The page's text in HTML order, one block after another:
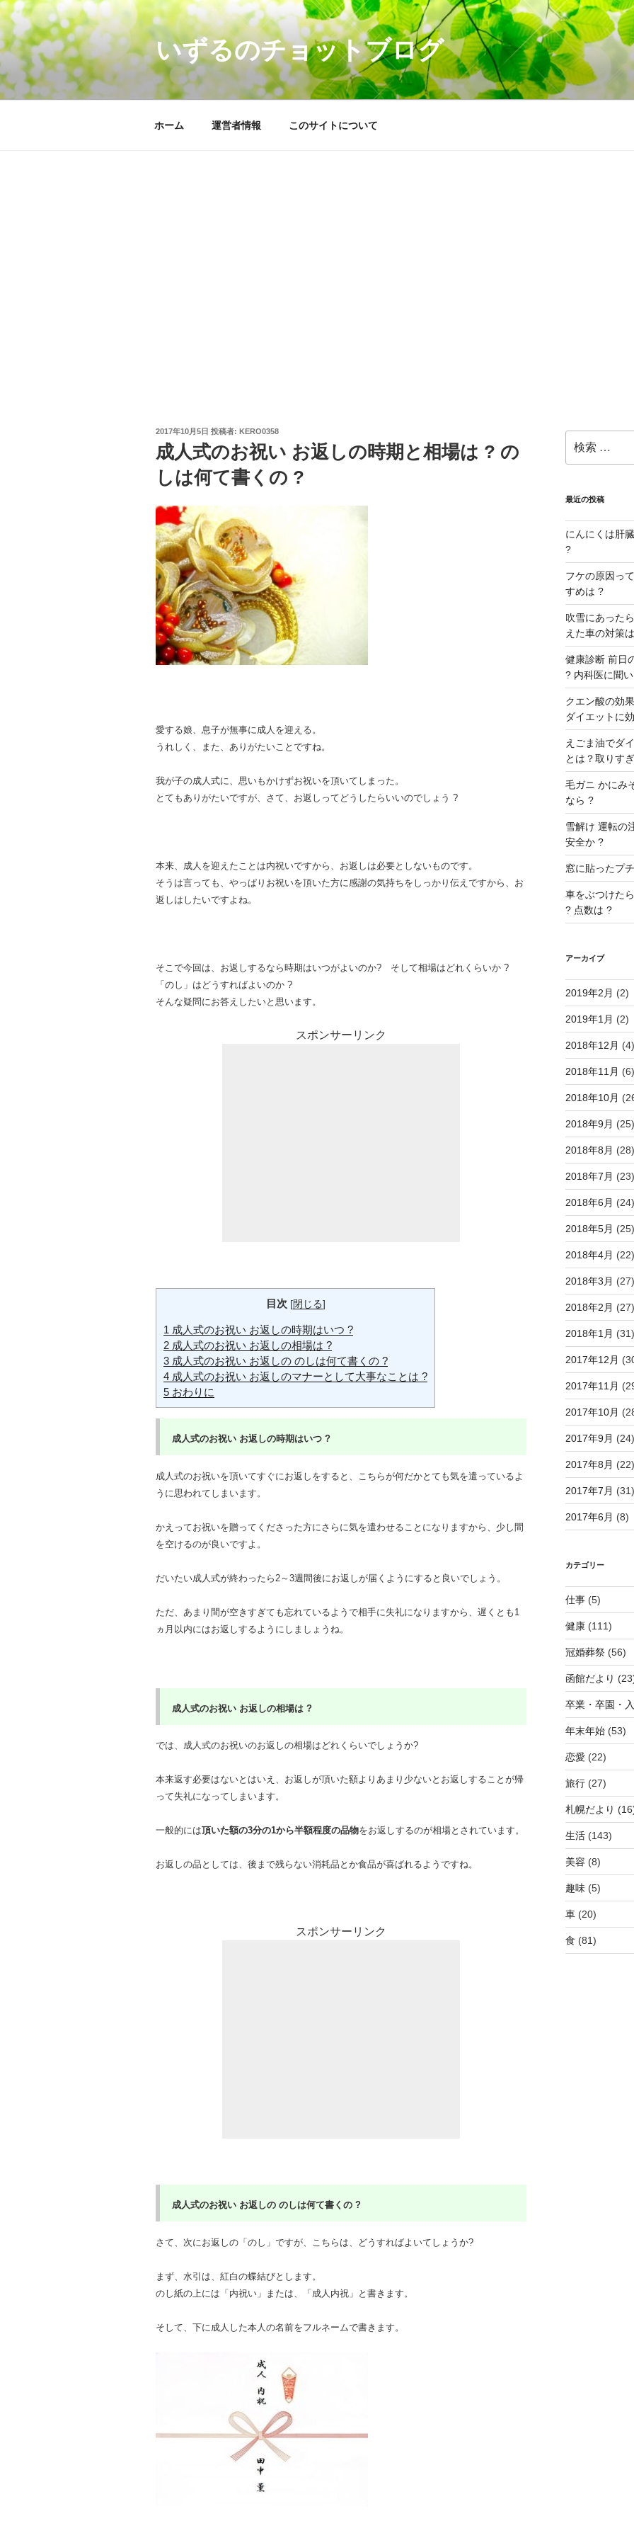
コ
テ
ン
ツ
へ
いずるのチョットブログ
ホーム 運営者情報 このサイトについて
投
日:
2017年10月5日 投稿者: KERO0358
成人式のお祝い お返しの時期と相場は ? の
しは何て書くの ?
愛する娘、息子が無事に成人を迎える。
うれしく、また、ありがたいことですね。
我が子の成人式に、思いもかけずお祝いを頂いてしまった。
とてもありがたいですが、さて、お返しってどうしたらいいのでしょう ?
本来、成人を迎えたことは内祝いですから、お返しは必要としないものです。
そうは言っても、やっぱりお祝いを頂いた方に感謝の気持ちをしっかり伝えですから、お
返しはしたいですよね。
そこで今回は、お返しするなら時期はいつがよいのか? そして相場はどれくらいか ?
「のし」はどうすればよいのか ?
そんな疑問にお答えしたいと思います。
スポンサーリンク
目次 [閉じる]
1 成人式のお祝い お返しの時期はいつ ?
2 成人式のお祝い お返しの相場は ?
3 成人式のお祝い お返しの のしは何て書くの ?
4 成人式のお祝い お返しのマナーとして大事なことは ?
5 おわりに
成人式のお祝い お返しの時期はいつ ?
成人式のお祝いを頂いてすぐにお返しをすると、こちらが何だかとても気を遣っているよ
うに思われてしまいます。
かえってお祝いを贈ってくださった方にさらに気を遣わせることになりますから、少し間
を空けるのが良いですよ。
だいたい成人式が終わったら2～3週間後にお返しが届くようにすると良いでしょう。
ただ、あまり間が空きすぎても忘れているようで相手に失礼になりますから、遅くとも1
ヵ月以内にはお返しするようにしましょうね。
成人式のお祝い お返しの相場は ?
では、成人式のお祝いのお返しの相場はどれくらいでしょうか?
本来返す必要はないとはいえ、お返しが頂いた額よりあまり少ないとお返しすることが帰
って失礼になってしまいます。
一般的には頂いた額の3分の1から半額程度の品物をお返しするのが相場とされています。
お返しの品としては、後まで残らない消耗品とか食品が喜ばれるようですね。
スポンサーリンク
成人式のお祝い お返しの のしは何て書くの ?
さて、次にお返しの「のし」ですが、こちらは、どうすればよいてしょうか?
まず、水引は、紅白の蝶結びとします。
のし紙の上には「内祝い」または、「成人内祝」と書きます。
そして、下に成人した本人の名前をフルネームで書きます。
索:
最近の投稿
にんにくは肝
?
フケの原因っ
すめは ?
吹雪にあった
えた車の対策
健康診断 前日
? 内科医に聞
クエン酸の効
ダイエットに
えごま油でダ
とは？取りす
毛ガニ かにみ
なら ?
雪解け 運転の
安全か ?
窓に貼ったプ
車をぶつけた
? 点数は ?
アーカイブ
2019年2月 (2)
2019年1月 (2)
2018年12月 (4)
2018年11月 (6)
2018年10月
2018年9月 (25)
2018年8月 (28)
2018年7月 (23)
2018年6月 (24)
2018年5月 (25)
2018年4月 (22)
2018年3月 (27)
2018年2月 (27)
2018年1月 (31)
2017年12月
2017年11月
2017年10月
2017年9月 (24)
2017年8月 (22)
2017年7月 (31)
2017年6月 (8)
カテゴリー
仕事(5)
健康(111)
冠婚葬祭(56)
函館だより
卒業・卒園・
年末年始(53)
恋愛 (22)
旅行(27)
札幌だより
生活(143)
美容 (8)
趣味(5)
車(20)
食 (81)